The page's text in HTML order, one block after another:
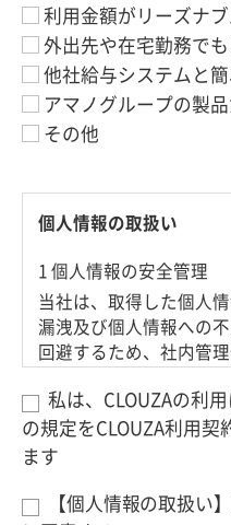
利用金額がリーズナ
外出先や在宅勤務で
他社給与システムと
アマノグループの製
その他
個人情報の取扱い
1 個人情報の安全管理
当社は、取得した個人
漏洩及び個人情報への
回避するため、社内管
する教育の徹底等の管
報の保護に努めます。
2 利用目的
を定めております。
私は、CLOUZAの利
の規定をCLOUZA利用
ます
【個人情報の取扱い